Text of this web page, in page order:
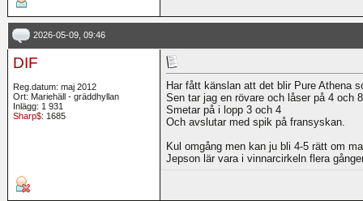
2026-05-09, 09:46
DIF
Reg.datum: maj 2012
Ort: Mariehäll - gräddhyllan
Inlägg: 1 931
Sharp$: 1685
Har fått känslan att det blir Pure Athena
Sen tar jag en rövare och låser på 4 och 8
Smetar på i lopp 3 och 4
Och avslutar med spik på fransyskan.
Kul omgång men kan ju bli 4-5 rätt om
Jepson lär vara i vinnarcirkeln flera